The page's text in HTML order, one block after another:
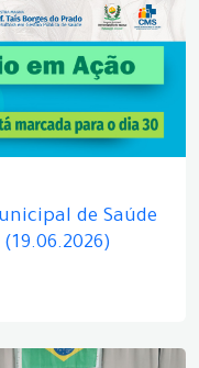
de Saúde